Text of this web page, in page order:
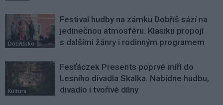
Dobříšsko
Festival hudby na zámku Dobříš sází na
jedinečnou atmosféru. Klasiku propojí
s dalšími žánry i rodinným programem
Kultura
Fesťáczek Presents poprvé míří do
Lesního divadla Skalka. Nabídne hudbu,
divadlo i tvořivé dílny